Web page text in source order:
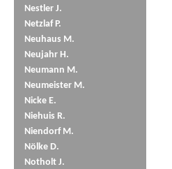
Nestler J.
Netzlaf P.
Neuhaus M.
Neujahr H.
Neumann M.
Neumeister M.
Nicke E.
Niehuis R.
Niendorf M.
Nölke D.
Notholt J.